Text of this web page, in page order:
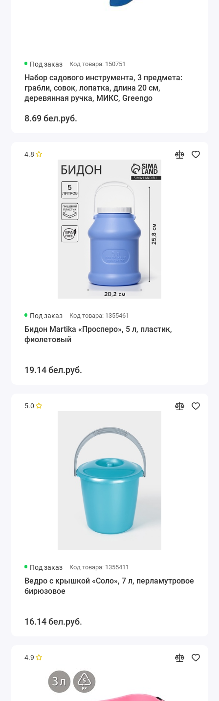
Под заказ Код товара: 150751
Набор садового инструмента, 3 предмета:
грабли, совок, лопатка, длина 20 см,
деревянная ручка, МИКС, Greengo
8.69 бел.руб.
4.8
Под заказ Код товара: 1355461
Бидон Martika «Просперо», 5 л, пластик,
фиолетовый
19.14 бел.руб.
5.0
Под заказ Код товара: 1355411
Ведро с крышкой «Соло», 7 л, перламутровое
бирюзовое
16.14 бел.руб.
4.9